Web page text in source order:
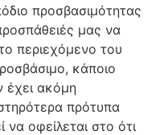
προσβασιμότητας
μας να
περιεχόμενο του
κάποιο
έχει ακόμη
πρότυπα
οφείλεται στο ότι